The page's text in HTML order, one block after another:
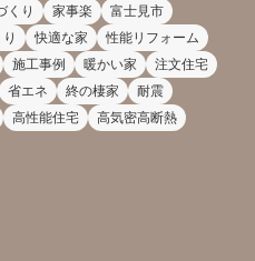
くり 家事楽
富士見市
快適な家
性能リフォーム
施工事例 暖かい家
注文住宅
省エネ 終の棲家
耐震
高性能住宅
高気密高断熱